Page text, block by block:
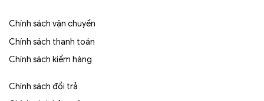
Chính sách vận chuyển
Chính sách thanh toán
Chính sách kiểm hàng
Chính sách đổi trả